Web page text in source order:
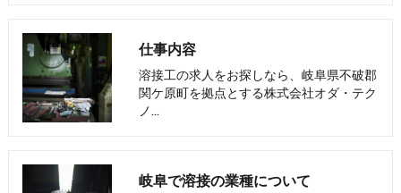
仕事内容
溶接工の求人をお探しなら、岐阜県不破郡
関ケ原町を拠点とする株式会社オダ・テク
ノ…
岐阜で溶接の業種について